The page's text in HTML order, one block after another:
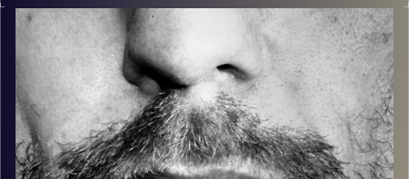
בלוז, bluegrass, ג'אז, Fאנק, פרוגרסיב ואפילו אלקטרוניקה.
כל מה שחי, אמיתי ונושם.
עם שמוליק רגב.
קרדיט תמונות: David Goehring